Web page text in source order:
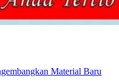
Material Baru